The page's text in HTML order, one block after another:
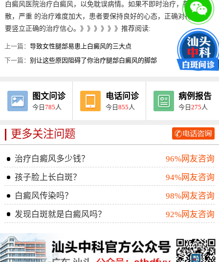
白癜风医院治疗白癜风，以免耽误病情。如果不即时治疗，蔓延扩
散，严重 的治疗难度加大，患者要保持良好的心态，正确对待治疗，
要竖立正确的治疗信心。》》》》》》推荐阅读:
上一篇：导致女性腿部易患上白癜风的三大点
下一篇：别让这些原因阻碍了你治疗腿部白癜风的脚部
图文问诊
今日785 人
电话问诊
今日855 人
病例报告
今日275 人
更多关注问题
治疗白癜风多少钱？
96%网友咨询
孩子脸上长白斑？
94%网友咨询
白癜风传染吗？
98%网友咨询
发现白斑就是白癜风吗？
92%网友咨询